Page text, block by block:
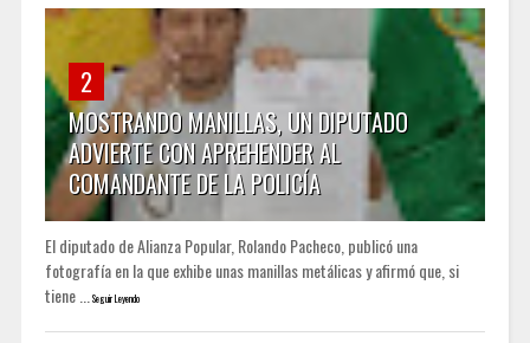
2
MOSTRANDO MANILLAS, UN DIPUTADO
ADVIERTE CON APREHENDER AL
COMANDANTE DE LA POLICÍA
El diputado de Alianza Popular, Rolando Pacheco, publicó una
fotografía en la que exhibe unas manillas metálicas y afirmó que, si
tiene ...
Seguir Leyendo